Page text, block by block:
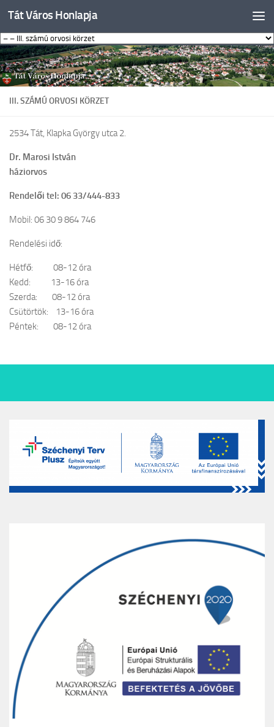
Skip to content
Tát Város Honlapja
III. SZÁMÚ ORVOSI KÖRZET
2534 Tát, Klapka György utca 2.
Dr. Marosi István
háziorvos
Rendelői tel: 06 33/444-833
Mobil: 06 30 9 864 746
Rendelési idő:
Hétfő: 08-12 óra
Kedd: 13-16 óra
Szerda: 08-12 óra
Csütörtök: 13-16 óra
Péntek: 08-12 óra